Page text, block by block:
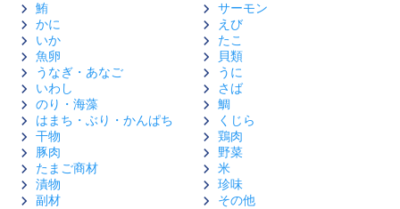
鮪
サーモン
かに
えび
いか
たこ
魚卵
貝類
うなぎ・あなご
うに
いわし
さば
のり・海藻
鯛
はまち・ぶり・かんぱち
くじら
干物
鶏肉
豚肉
野菜
たまご商材
米
漬物
珍味
副材
その他